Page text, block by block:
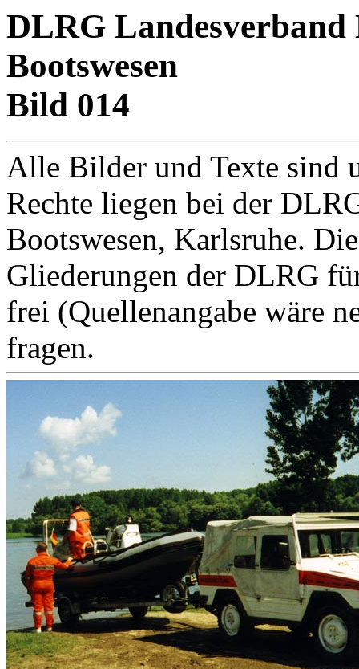
DLRG Landesverband
Bootswesen
Bild 014
Alle Bilder und Texte sind
Rechte liegen bei der
Bootswesen, Karlsruhe.
Gliederungen der DLRG
frei (Quellenangabe wäre
fragen.